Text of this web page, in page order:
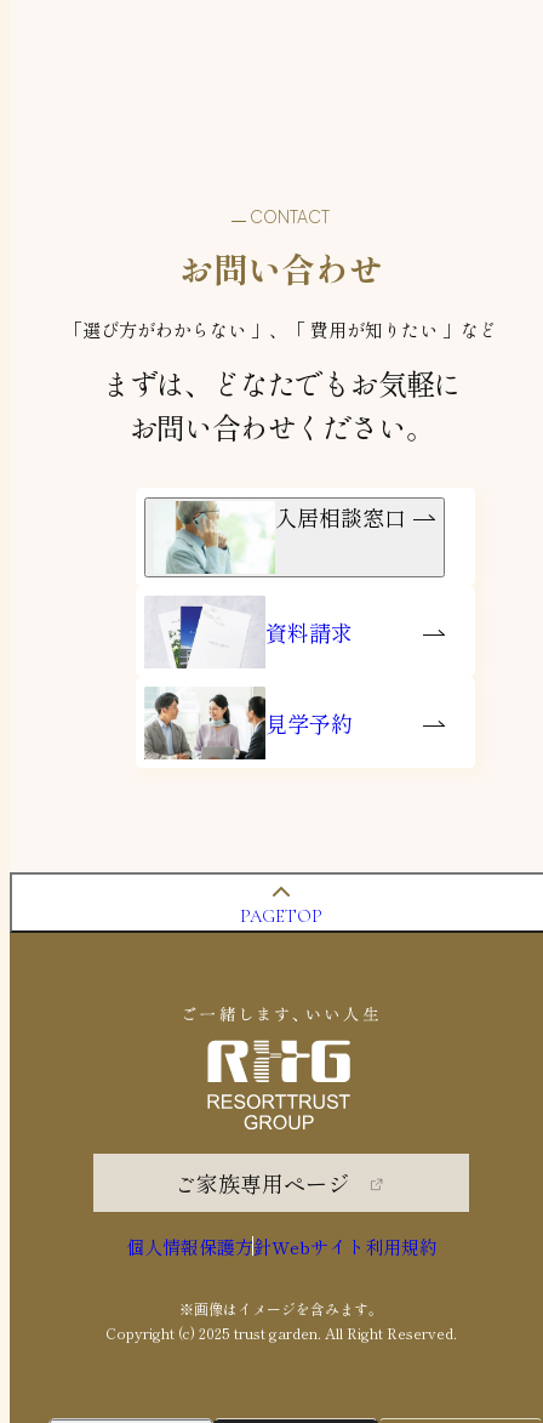
CONTACT
お問い合わせ
「選び方がわからない 」、「 費用が知りたい 」など
まずは、どなたでもお気軽に
お問い合わせください。
入居相談窓口
資料請求
見学予約
PAGETOP
ご家族専用ページ
個人情報保護方針Webサイト利用規約
※画像はイメージを含みます。
Copyright (c) 2025 trust garden. All Right Reserved.